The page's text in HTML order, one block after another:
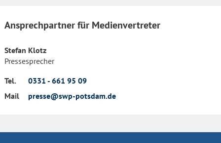
Ansprechpartner für Medienvertreter
Stefan Klotz
Pressesprecher
Tel.
0331 - 661 95 09
Mail
presse@swp-potsdam.de